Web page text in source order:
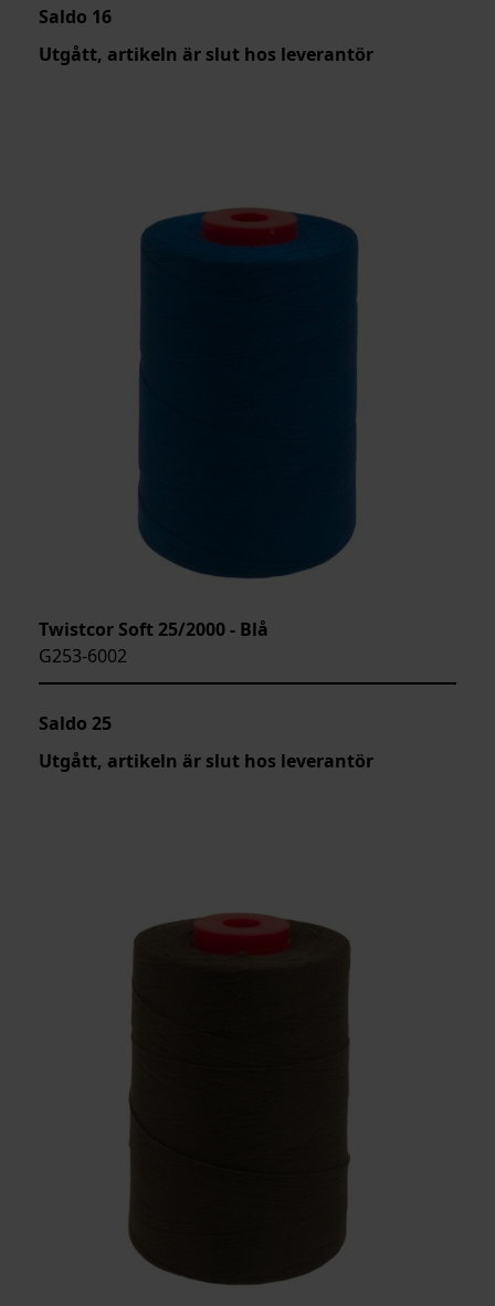
Saldo 16
Utgått, artikeln är slut hos leverantör
Twistcor Soft 25/2000 - Blå
G253-6002
Saldo 25
Utgått, artikeln är slut hos leverantör